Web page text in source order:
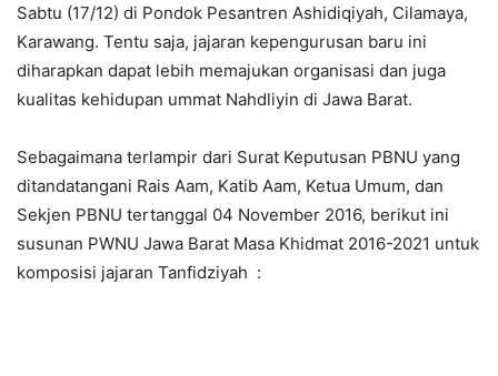
Sabtu (17/12) di Pondok Pesantren Ashidiqiyah, Cilamaya,
Karawang. Tentu saja, jajaran kepengurusan baru ini
diharapkan dapat lebih memajukan organisasi dan juga
kualitas kehidupan ummat Nahdliyin di Jawa Barat.
Sebagaimana terlampir dari Surat Keputusan PBNU yang
ditandatangani Rais Aam, Katib Aam, Ketua Umum, dan
Sekjen PBNU tertanggal 04 November 2016, berikut ini
susunan PWNU Jawa Barat Masa Khidmat 2016-2021 untuk
komposisi jajaran Tanfidziyah :